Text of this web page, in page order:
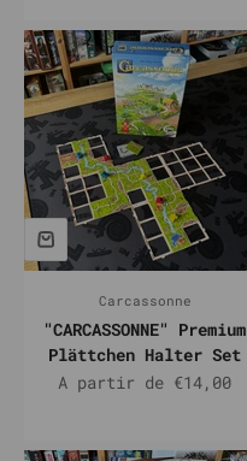
Carcassonne
"CARCASSONNE" Premium
Plättchen Halter Set
Prix de vente
A partir de €14,00